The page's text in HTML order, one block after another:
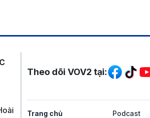
Mạng xã hội
Theo dõi VOV2 tại:
Trang chủ Podcast